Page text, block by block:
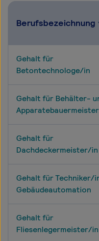
Berufsbezeichnung
Gehalt für
Betontechnologe/in
Gehalt für Behälter-
Gehalt für
Dachdeckermeister/in
Gehalt für Techniker/
Gebäudeautomation
Gehalt für
Fliesenlegermeister/in